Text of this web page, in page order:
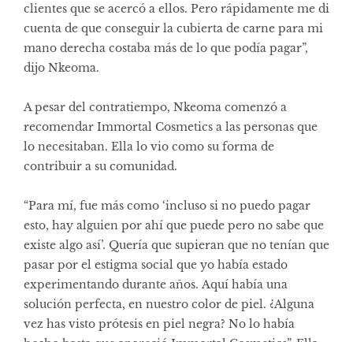
clientes que se acercó a ellos. Pero rápidamente me di
cuenta de que conseguir la cubierta de carne para mi
mano derecha costaba más de lo que podía pagar”,
dijo Nkeoma.
A pesar del contratiempo, Nkeoma comenzó a
recomendar Immortal Cosmetics a las personas que
lo necesitaban. Ella lo vio como su forma de
contribuir a su comunidad.
“Para mí, fue más como ‘incluso si no puedo pagar
esto, hay alguien por ahí que puede pero no sabe que
existe algo así’. Quería que supieran que no tenían que
pasar por el estigma social que yo había estado
experimentando durante años. Aquí había una
solución perfecta, en nuestro color de piel. ¿Alguna
vez has visto prótesis en piel negra? No lo había